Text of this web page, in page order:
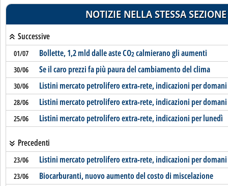
NOTIZIE NELLA STESSA SEZIONE
Successive
01/07 Bollette, 1,2 mld dalle aste CO2calmierano gli aumenti
30/06 Se il caro prezzi fa più paura del cambiamento del clima
30/06 Listini mercato petrolifero extra-rete, indicazioni per domani
28/06 Listini mercato petrolifero extra-rete, indicazioni per domani
25/06 Listini mercato petrolifero extra-rete, indicazioni per lunedì
Precedenti
23/06 Listini mercato petrolifero extra-rete, indicazioni per domani
23/06 Biocarburanti, nuovo aumento del costo di miscelazione